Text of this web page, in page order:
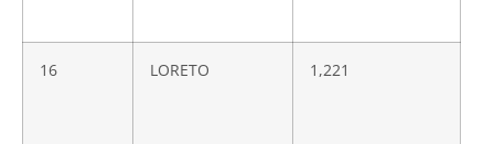
16 LORETO 1,221